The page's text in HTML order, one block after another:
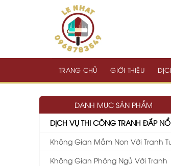
TRANG CHỦ GIỚI THIỆU
DANH MỤC SẢN PHẨM
DỊCH VỤ THI CÔNG TRANH ĐẮP
Không Gian Mầm Non Với Tranh
Không Gian Phòng Ngủ Với Tranh